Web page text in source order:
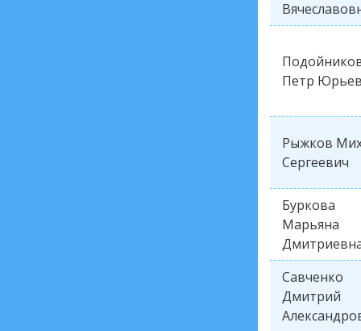
Петр
Рыжков
Сергеевич
Буркова
Марьяна
Савченко
Дмитрий